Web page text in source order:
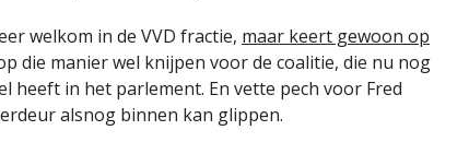
welkom in de VVD fractie, maar keert gewoon op
die manier wel knijpen voor de coalitie, die nu nog
heeft in het parlement. En vette pech voor Fred
alsnog binnen kan glippen.